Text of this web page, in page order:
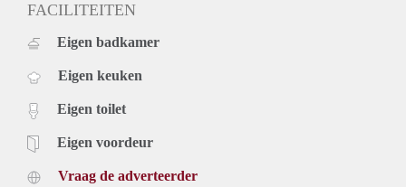
FACILITEITEN
Eigen badkamer
Eigen keuken
Eigen toilet
Eigen voordeur
Vraag de adverteerder